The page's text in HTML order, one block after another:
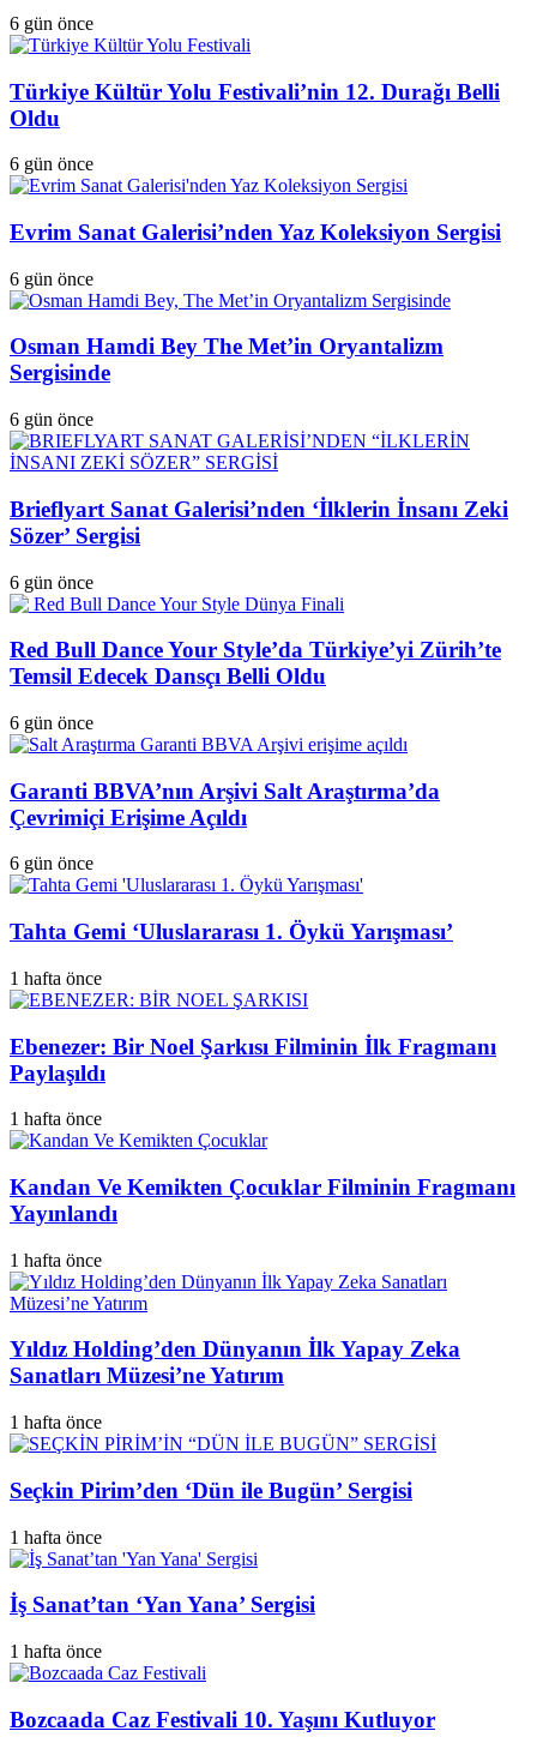
6 gün önce
Türkiye Kültür Yolu Festivali’nin 12. Durağı Belli
Oldu
6 gün önce
Evrim Sanat Galerisi’nden Yaz Koleksiyon Sergisi
6 gün önce
Osman Hamdi Bey The Met’in Oryantalizm
Sergisinde
6 gün önce
Brieflyart Sanat Galerisi’nden ‘İlklerin İnsanı Zeki
Sözer’ Sergisi
6 gün önce
Red Bull Dance Your Style’da Türkiye’yi Zürih’te
Temsil Edecek Dansçı Belli Oldu
6 gün önce
Garanti BBVA’nın Arşivi Salt Araştırma’da
Çevrimiçi Erişime Açıldı
6 gün önce
Tahta Gemi ‘Uluslararası 1. Öykü Yarışması’
1 hafta önce
Ebenezer: Bir Noel Şarkısı Filminin İlk Fragmanı
Paylaşıldı
1 hafta önce
Kandan Ve Kemikten Çocuklar Filminin Fragmanı
Yayınlandı
1 hafta önce
Yıldız Holding’den Dünyanın İlk Yapay Zeka
Sanatları Müzesi’ne Yatırım
1 hafta önce
Seçkin Pirim’den ‘Dün ile Bugün’ Sergisi
1 hafta önce
İş Sanat’tan ‘Yan Yana’ Sergisi
1 hafta önce
Bozcaada Caz Festivali 10. Yaşını Kutluyor